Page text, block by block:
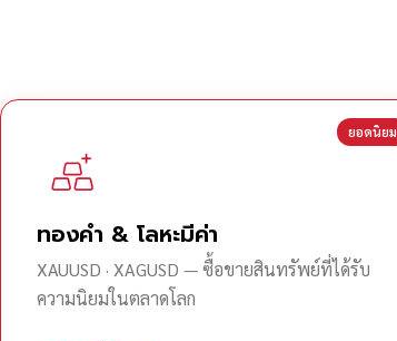
ยอดนิยม
ทองคำ & โลหะมีค่า
XAUUSD · XAGUSD — ซื้อขายสินทรัพย์ที่ได้รับ
ความนิยมในตลาดโลก